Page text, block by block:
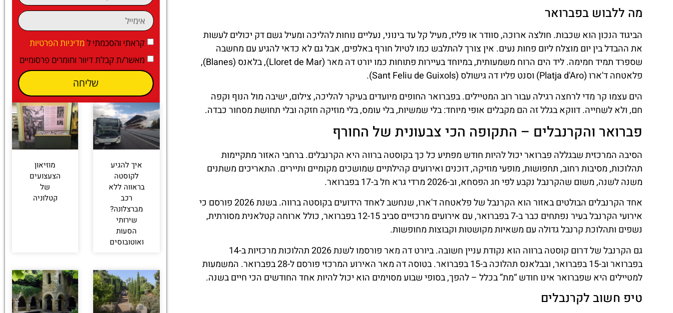
מה ללבוש בפברואר
הביגוד הנכון הוא שכבות. חולצה ארוכה, סוודר או פליז, מעיל קל עד בינוני, נעליים נוחות להליכה ומעיל גשם דק יכולים לעשות
את ההבדל בין יום מוצלח ליום פחות נעים. אין צורך להתלבש כמו לטיול חורף באלפים, אבל גם לא כדאי להגיע עם מחשבה
שספרד תמיד חמימה. ליד הים הרוח משמעותית, במיוחד בעיירות פתוחות כמו יורט דה מאר (Lloret de Mar), בלאנס (Blanes),
פלאטחה ד'ארו (Platja d'Aro) וסנט פליו דה גישולס (Sant Feliu de Guixols).
הים עצמו קר מדי לרחצה רגילה עבור רוב המטיילים. בפברואר החופים מיועדים בעיקר להליכה, צילום, ישיבה מול הנוף וקפה
חם, ולא לשחייה. דווקא בגלל זה הם מקבלים אופי מיוחד: בלי שמשיות, בלי עומס, בלי מוזיקה חזקה ובלי תחושת מסחור כבדה.
פברואר והקרנבלים – התקופה הכי צבעונית של החורף
הסיבה המרכזית שבגללה פברואר יכול להיות חודש מפתיע כל כך בקוסטה ברווה היא הקרנבלים. ברחבי האזור מתקיימות
תהלוכות, מסיבות רחוב, תחפושות, מופעי מוזיקה, דוכנים ואירועים קהילתיים שמושכים מקומיים ותיירים. התאריכים משתנים
משנה לשנה, משום שהקרנבל נקבע לפי חג הפסחא, וב-2026 מרדי גרא חל ב-17 בפברואר.
אחד הקרנבלים הבולטים באזור הוא הקרנבל של פלאטחה ד'ארו, שנחשב לאחד הידועים בקוסטה ברווה. בשנת 2026 פורסם כי
אירועי הקרנבל בעיר נפתחים כבר ב-7 בפברואר, עם אירועים מרכזיים סביב 12-15 בפברואר, כולל ארוחה קטלאנית מסורתית,
נשפים ותהלוכת קרנבל גדולה עם משאיות מקושטות וקבוצות מחופשות.
גם הקרנבל של דרום קוסטה ברווה הוא נקודת עניין חשובה. ביורט דה מאר פורסמו לשנת 2026 תהלוכות מרכזיות ב-14
בפברואר וב-15 בפברואר, ובבלאנס תהלוכה ב-15 בפברואר. בטוסה דה מאר האירוע המרכזי פורסם ל-28 בפברואר. המשמעות
למטיילים היא שפברואר אינו חודש “מת” בכלל – להפך, בסופי שבוע מסוימים הוא יכול להיות אחד החודשים הכי חיים בשנה.
טיפ חשוב לקרנבלים
קראתי והסכמתי ל מדיניות הפרטיות
מאשר/ת קבלת דיוור וחומרים פרסומיים
שליחה
איך להגיע
לקוסטה
בראווה ללא
רכב
מברצלונה?
שירותי
הסעות
ואוטובוסים
מוזיאון
הצעצועים
של
קטלוניה